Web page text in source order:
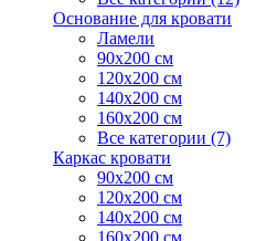
Основание для кровати
Ламели
90х200 см
120х200 см
140х200 см
160х200 см
Все категории (7)
Каркас кровати
90х200 см
120х200 см
140х200 см
160х200 см